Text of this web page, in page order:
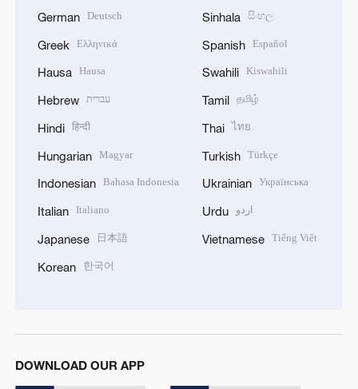
German Deutsch
Greek Ελληνικά
Hausa Hausa
Hebrew עברית
Hindi हिन्दी
Hungarian Magyar
Indonesian Bahasa Indonesia
Italian Italiano
Japanese 日本語
Korean 한국어
Sinhala සිංහල
Spanish Español
Swahili Kiswahili
Tamil தமிழ்
Thai ไทย
Turkish Türkçe
Ukrainian Українська
Urdu اردو
Vietnamese Tiếng Việt
DOWNLOAD OUR APP